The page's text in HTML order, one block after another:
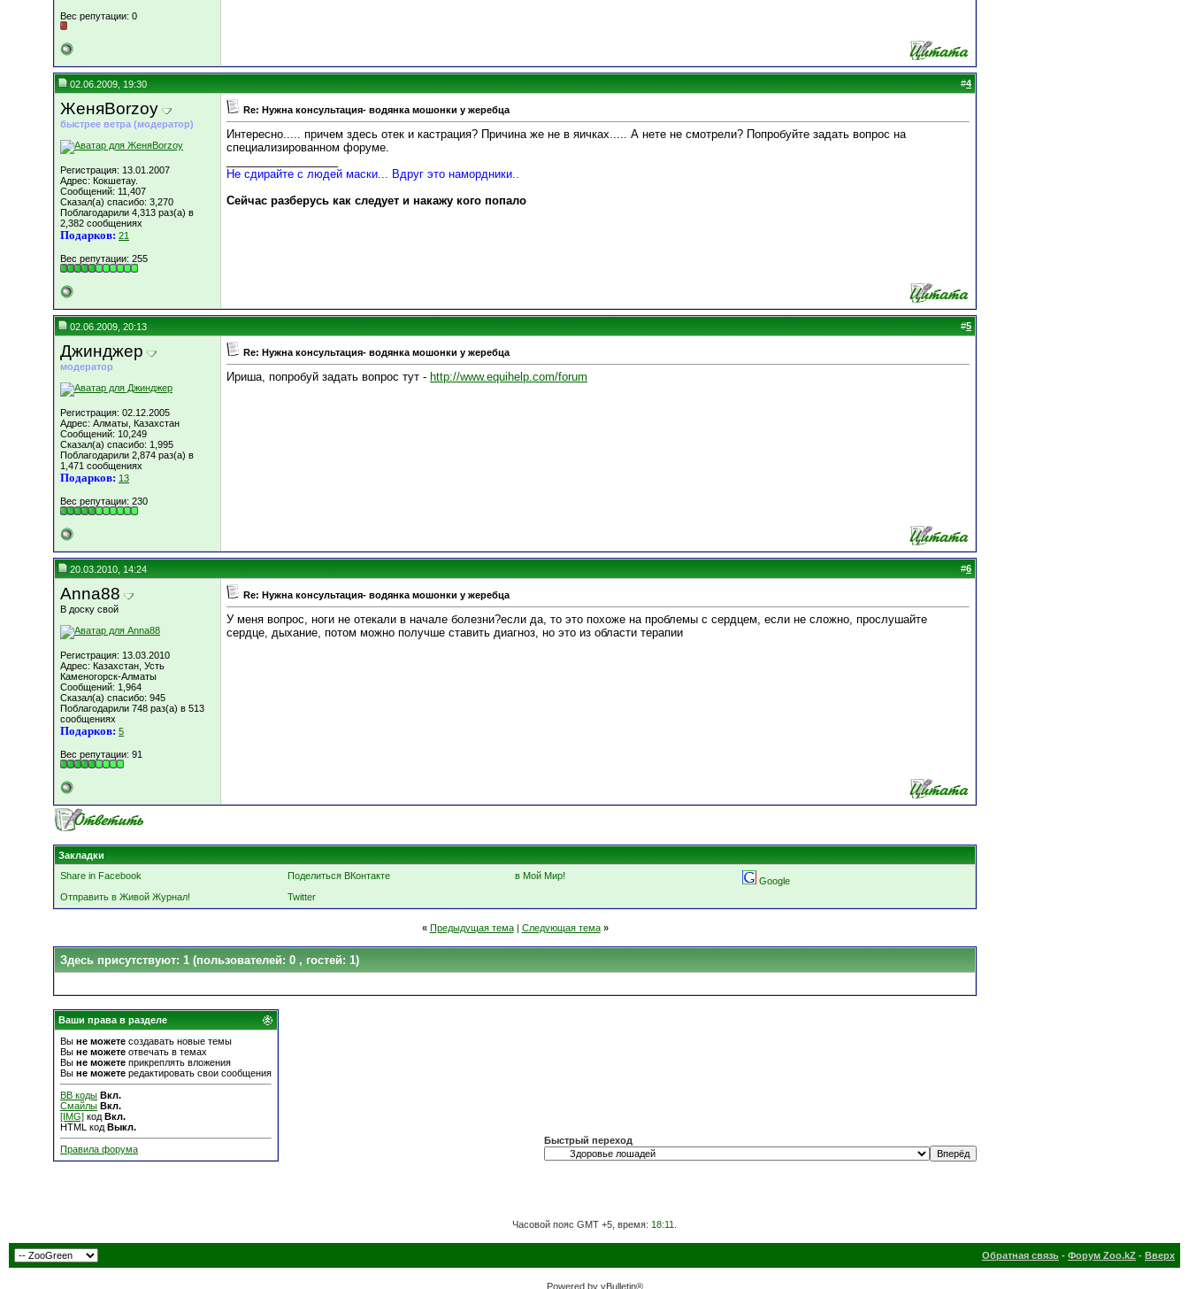
Вес репутации: 0
02.06.2009, 19:30 #4
ЖеняBorzoy
быстрее ветра (модератор)
Регистрация: 13.01.2007
Адрес: Кокшетау.
Сообщений: 11,407
Сказал(а) спасибо: 3,270
Поблагодарили 4,313 раз(а) в
2,382 сообщениях
Подарков: 21
Вес репутации: 255
Re: Нужна консультация- водянка мошонки у жеребца
Интересно..... причем здесь отек и кастрация? Причина же не в яичках..... А нете не смотрели? Попробуйте задать вопрос на
специализированном форуме.
Не сдирайте с людей маски... Вдруг это намордники..
Сейчас разберусь как следует и накажу кого попало
02.06.2009, 20:13 #5
Джинджер
модератор
Регистрация: 02.12.2005
Адрес: Алматы, Казахстан
Сообщений: 10,249
Сказал(а) спасибо: 1,995
Поблагодарили 2,874 раз(а) в
1,471 сообщениях
Подарков: 13
Вес репутации: 230
Re: Нужна консультация- водянка мошонки у жеребца
Ириша, попробуй задать вопрос тут - http://www.equihelp.com/forum
20.03.2010, 14:24 #6
Anna88
В доску свой
Регистрация: 13.03.2010
Адрес: Казахстан, Усть
Каменогорск-Алматы
Сообщений: 1,964
Сказал(а) спасибо: 945
Поблагодарили 748 раз(а) в 513
сообщениях
Подарков: 5
Вес репутации: 91
Re: Нужна консультация- водянка мошонки у жеребца
У меня вопрос, ноги не отекали в начале болезни?если да, то это похоже на проблемы с сердцем, если не сложно, прослушайте
сердце, дыхание, потом можно получше ставить диагноз, но это из области терапии
Закладки
Share in Facebook
Поделиться ВКонтакте в Мой Мир!
Google
Отправить в Живой Журнал!
Twitter
« Предыдущая тема| Следующая тема »
Здесь присутствуют: 1 (пользователей: 0 , гостей: 1)
Ваши права в разделе
Вы не можете создавать новые темы
Вы не можете отвечать в темах
Вы не можете прикреплять вложения
Вы не можете редактировать свои сообщения
BB коды Вкл.
Смайлы Вкл.
[IMG] код Вкл.
HTML код Выкл.
Правила форума
Быстрый переход
Часовой пояс GMT +5, время: 18:11
Обратная связь - Форум Zoo.kZ - Вверх
Powered by vBulletin®